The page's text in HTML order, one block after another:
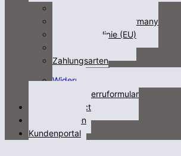
Fracht/freight not Germany
Cookie-Richtlinie (EU)
Zahlungsarten
Widerruf
Widerruformular
Kontakt/contact
Videos/Medien
Kundenportal